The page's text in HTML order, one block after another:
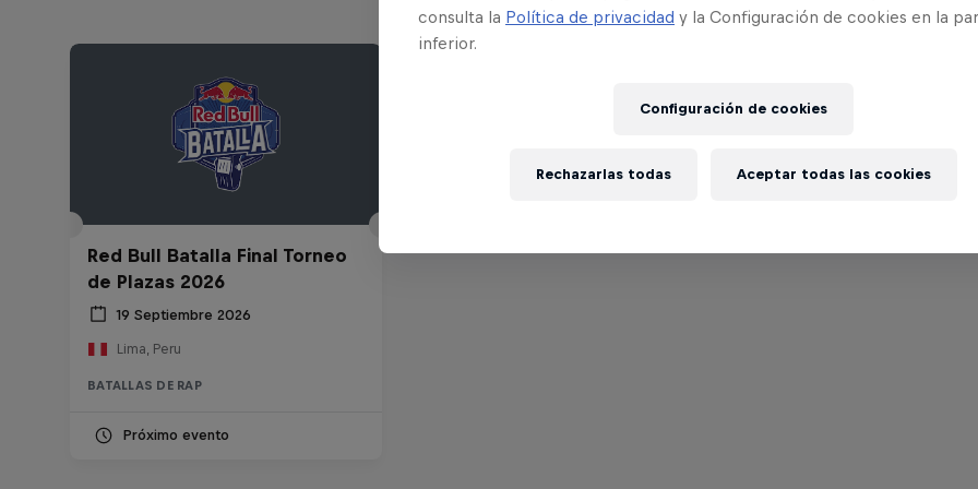
Red Bull Batalla Final Torneo
de Plazas 2026
19 Septiembre 2026
Lima, Peru
BATALLAS DE RAP
Próximo evento
consulta la Política de privacidad y la Configuración de cookies en la
inferior.
Configuración de cookies
Rechazarlas todas Aceptar todas las cookies